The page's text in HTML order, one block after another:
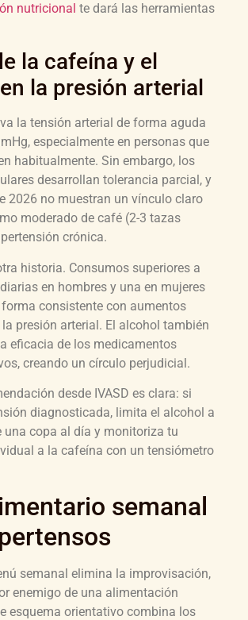
nutricional te dará las herramientas
la cafeína y el
la presión arterial
la tensión arterial de forma aguda
especialmente en personas que
habitualmente. Sin embargo, los
desarrollan tolerancia parcial, y
2026 no muestran un vínculo claro
moderado de café (2-3 tazas
crónica.
historia. Consumos superiores a
en hombres y una en mujeres
consistente con aumentos
presión arterial. El alcohol también
eficacia de los medicamentos
creando un círculo perjudicial.
desde IVASD es clara: si
diagnosticada, limita el alcohol a
una copa al día y monitoriza tu
a la cafeína con un tensiómetro
semanal
semanal elimina la improvisación,
enemigo de una alimentación
esquema orientativo combina los